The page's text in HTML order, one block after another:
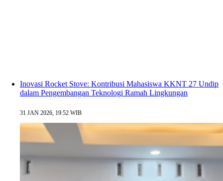
Inovasi Rocket Stove: Kontribusi Mahasiswa KKNT 27 Undip
dalam Pengembangan Teknologi Ramah Lingkungan
31 JAN 2026, 19:52 WIB